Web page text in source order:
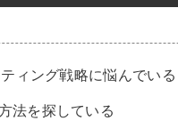
ィング戦略に悩んでいる
法を探している